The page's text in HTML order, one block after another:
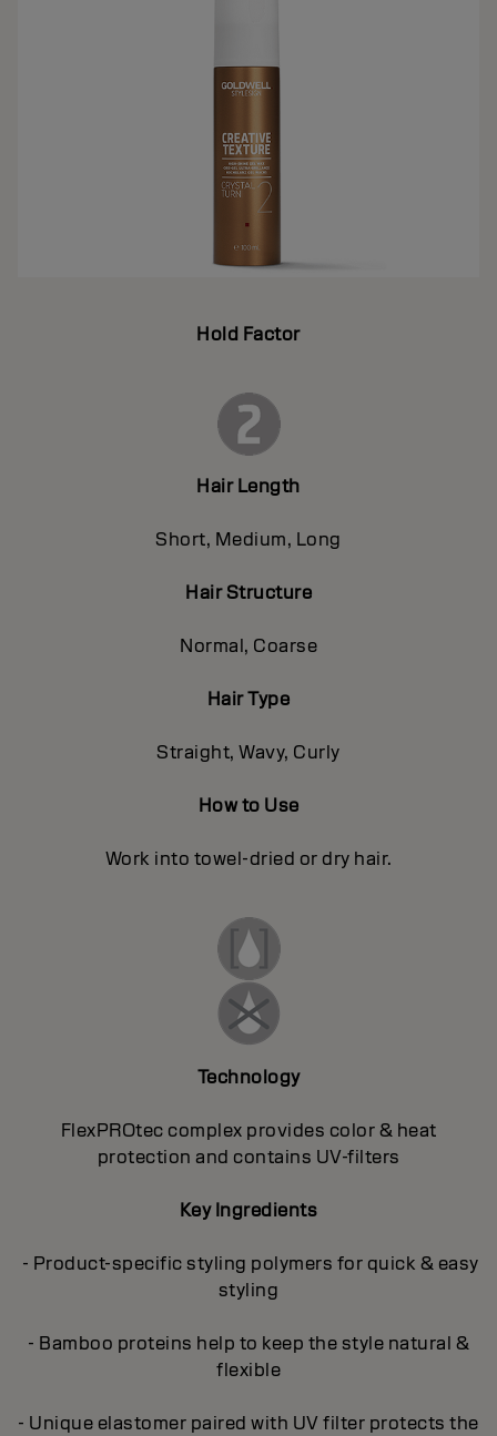
Hold Factor
Hair Length
Short, Medium, Long
Hair Structure
Normal, Coarse
Hair Type
Straight, Wavy, Curly
How to Use
Work into towel-dried or dry hair.
Technology
FlexPROtec complex provides color & heat
protection and contains UV-filters
Key Ingredients
- Product-specific styling polymers for quick & easy
styling
- Bamboo proteins help to keep the style natural &
flexible
- Unique elastomer paired with UV filter protects the